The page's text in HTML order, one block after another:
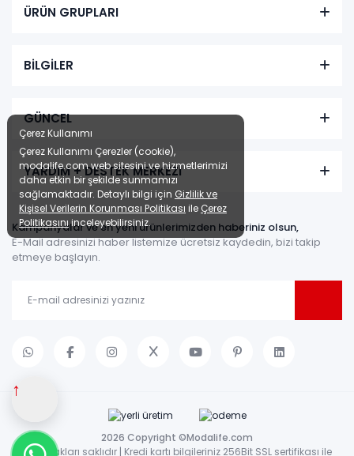
↑
ÜRÜN GRUPLARI
BİLGİLER
GÜNCEL
YARDIM + DESTEK MERKEZİ
Kampanyalar ve en yeni ürünlerimizden haberiniz olsun,
E-Mail adresinizi haber listemize ücretsiz kaydedin, bizi takip
etmeye başlayın.
2026 Copyright ©Modalife.com
Tüm hakları saklıdır | Kredi kartı bilgileriniz 256Bit SSL sertifikası ile
Çerez Kullanımı
Çerez Kullanımı Çerezler (cookie),
modalife.com web sitesini ve hizmetlerimizi
daha etkin bir şekilde sunmamızı
sağlamaktadır. Detaylı bilgi için Gizlilik ve
Kişisel Verilerin Korunması Politikası ile Çerez
Politikasınıinceleyebilirsiniz.